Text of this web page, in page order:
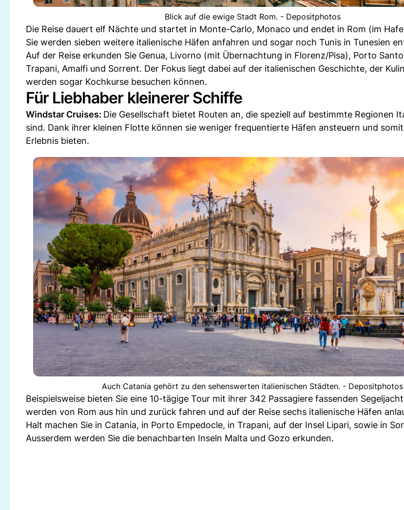
Blick auf die ewige Stadt Rom. - Depositphotos
Die Reise dauert elf Nächte und startet in Monte-Carlo, Monaco und endet in Rom (im
Sie werden sieben weitere italienische Häfen anfahren und sogar noch Tunis in Tunesien
Auf der Reise erkunden Sie Genua, Livorno (mit Übernachtung in Florenz/Pisa), Porto
Trapani, Amalfi und Sorrent. Der Fokus liegt dabei auf der italienischen Geschichte, der
werden sogar Kochkurse besuchen können.
Für Liebhaber kleinerer Schiffe
Windstar Cruises: Die Gesellschaft bietet Routen an, die speziell auf bestimmte Regionen
sind. Dank ihrer kleinen Flotte können sie weniger frequentierte Häfen ansteuern und
Erlebnis bieten.
Auch Catania gehört zu den sehenswerten italienischen Städten. - Depositphotos
Beispielsweise bieten Sie eine 10-tägige Tour mit ihrer 342 Passagiere fassenden
werden von Rom aus hin und zurück fahren und auf der Reise sechs italienische Häfen
Halt machen Sie in Catania, in Porto Empedocle, in Trapani, auf der Insel Lipari, sowie in
Ausserdem werden Sie die benachbarten Inseln Malta und Gozo erkunden.